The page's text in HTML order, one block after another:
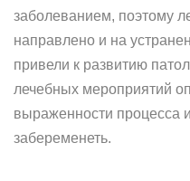
заболеванием, поэтому
направлено и на
привели к развитию
лечебных мероприятий
выраженности
забеременеть.